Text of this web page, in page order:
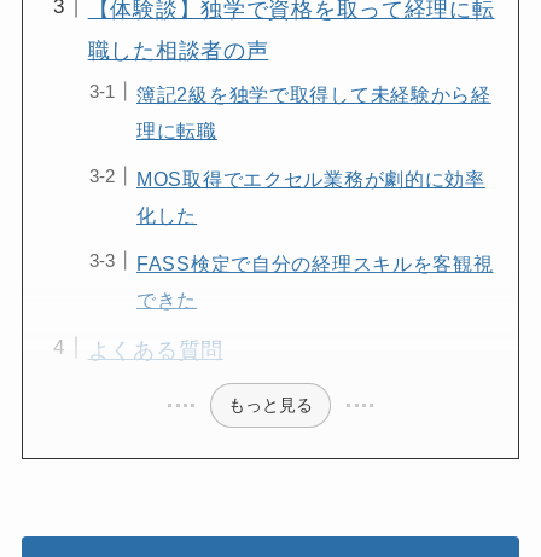
【体験談】独学で資格を取って経理に転
職した相談者の声
簿記2級を独学で取得して未経験から経
理に転職
MOS取得でエクセル業務が劇的に効率
化した
FASS検定で自分の経理スキルを客観視
できた
よくある質問
もっと見る